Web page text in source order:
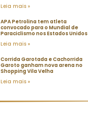
Leia mais »
APA Petrolina tem atleta
convocado para o Mundial de
Paraciclismo nos Estados Unidos
Leia mais »
Corrida Garotada e Cachorrida
Garoto ganham nova arena no
Shopping Vila Velha
Leia mais »